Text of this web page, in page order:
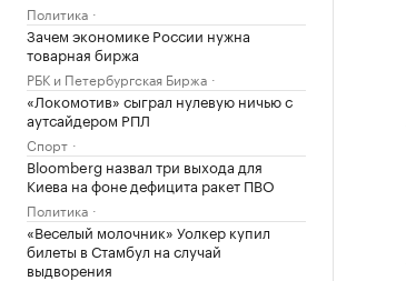
Политика
Зачем экономике России нужна
товарная биржа
РБК и Петербургская Биржа
«Локомотив» сыграл нулевую ничью с
аутсайдером РПЛ
Спорт
Bloomberg назвал три выхода для
Киева на фоне дефицита ракет ПВО
Политика
«Веселый молочник» Уолкер купил
билеты в Стамбул на случай
выдворения